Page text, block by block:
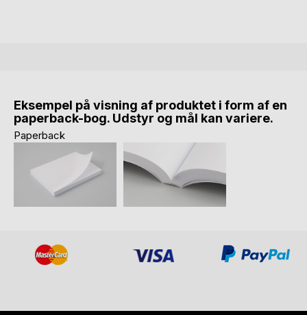
Eksempel på visning af produktet i form af en
paperback-bog. Udstyr og mål kan variere.
Paperback